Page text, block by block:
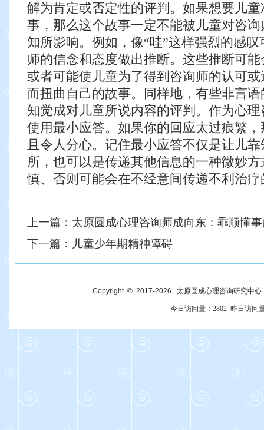
解为肯定或否定性的评判。如果想要儿
事，那么这个故事一定不能被儿童对咨
知所影响。例如，像“哇”这样强烈的感
师的信念和态度做出推断。这些推断可
或者可能使儿童为了得到咨询师的认可或
而扭曲自己的故事。同样地，有些非言
知觉成对儿童所说内容的评判。 作为心
使用最小应答。如果你的回应太过痕繁，
且令人分心。记住最小应答不仅是让儿
所，也可以是传递其他信息的一种微妙
慎、否则可能会在不经意间传递不利治
上一篇： 太原圆成心理咨询师成向东：乖顺懂
下一篇： 儿童少年期精神障碍
Copyright © 2017-2026 太原圆成心理咨询研究中
今日访问量： 2802 昨日访问